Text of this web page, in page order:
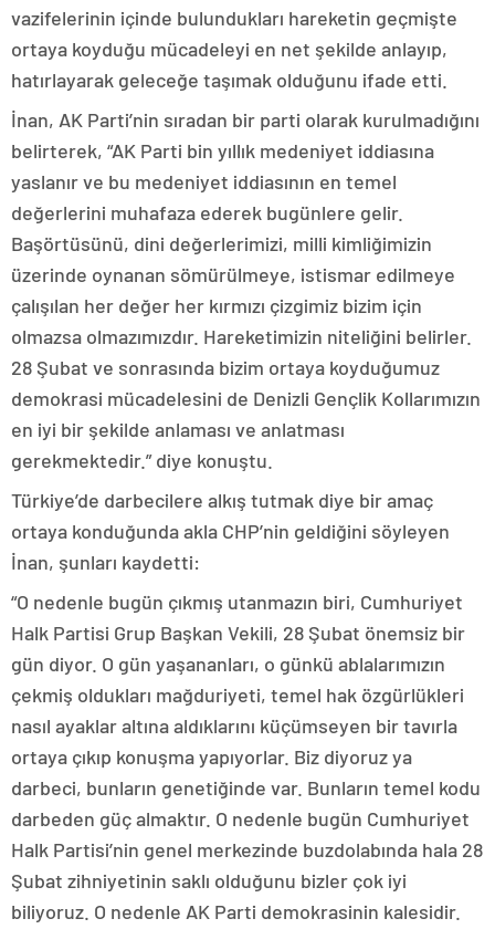
vazifelerinin içinde bulundukları hareketin geçmişte
ortaya koyduğu mücadeleyi en net şekilde anlayıp,
hatırlayarak geleceğe taşımak olduğunu ifade etti.
İnan, AK Parti’nin sıradan bir parti olarak kurulmadığını
belirterek, “AK Parti bin yıllık medeniyet iddiasına
yaslanır ve bu medeniyet iddiasının en temel
değerlerini muhafaza ederek bugünlere gelir.
Başörtüsünü, dini değerlerimizi, milli kimliğimizin
üzerinde oynanan sömürülmeye, istismar edilmeye
çalışılan her değer her kırmızı çizgimiz bizim için
olmazsa olmazımızdır. Hareketimizin niteliğini belirler.
28 Şubat ve sonrasında bizim ortaya koyduğumuz
demokrasi mücadelesini de Denizli Gençlik Kollarımızın
en iyi bir şekilde anlaması ve anlatması
gerekmektedir.” diye konuştu.
Türkiye’de darbecilere alkış tutmak diye bir amaç
ortaya konduğunda akla CHP’nin geldiğini söyleyen
İnan, şunları kaydetti:
“O nedenle bugün çıkmış utanmazın biri, Cumhuriyet
Halk Partisi Grup Başkan Vekili, 28 Şubat önemsiz bir
gün diyor. O gün yaşananları, o günkü ablalarımızın
çekmiş oldukları mağduriyeti, temel hak özgürlükleri
nasıl ayaklar altına aldıklarını küçümseyen bir tavırla
ortaya çıkıp konuşma yapıyorlar. Biz diyoruz ya
darbeci, bunların genetiğinde var. Bunların temel kodu
darbeden güç almaktır. O nedenle bugün Cumhuriyet
Halk Partisi’nin genel merkezinde buzdolabında hala 28
Şubat zihniyetinin saklı olduğunu bizler çok iyi
biliyoruz. O nedenle AK Parti demokrasinin kalesidir.